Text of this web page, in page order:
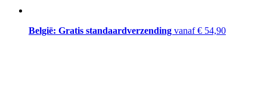
België: Gratis standaardverzending vanaf € 54,90